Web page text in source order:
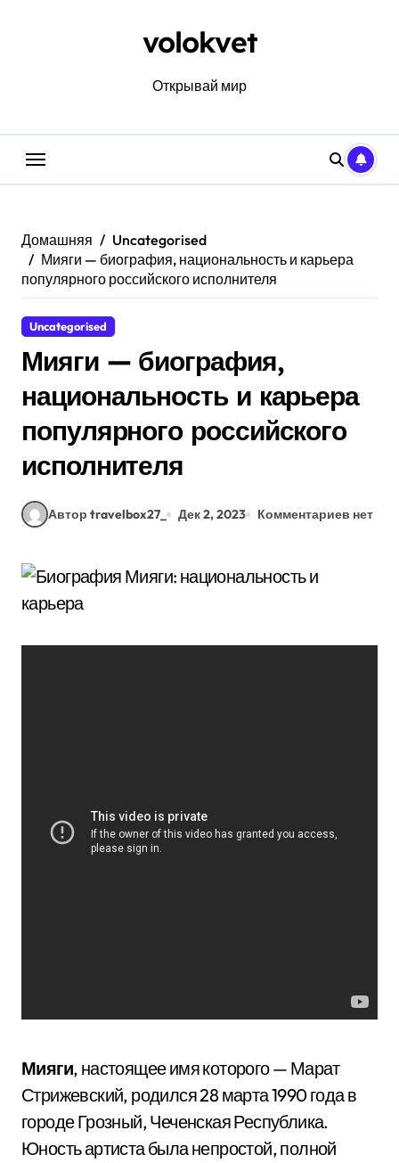
volokvet
Открывай мир
Домашняя
Uncategorised
Мияги — биография, национальность и карьера
популярного российского исполнителя
Uncategorised
Мияги — биография,
национальность и карьера
популярного российского
исполнителя
Автор travelbox27_ Дек 2, 2023 Комментариев нет
Мияги, настоящее имя которого — Марат
Стрижевский, родился 28 марта 1990 года в
городе Грозный, Чеченская Республика.
Юность артиста была непростой, полной